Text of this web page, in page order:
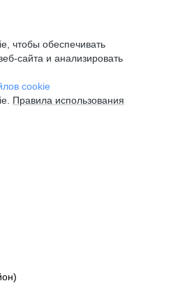
чтобы обеспечивать
сайта и анализировать
cookie
Правила использования